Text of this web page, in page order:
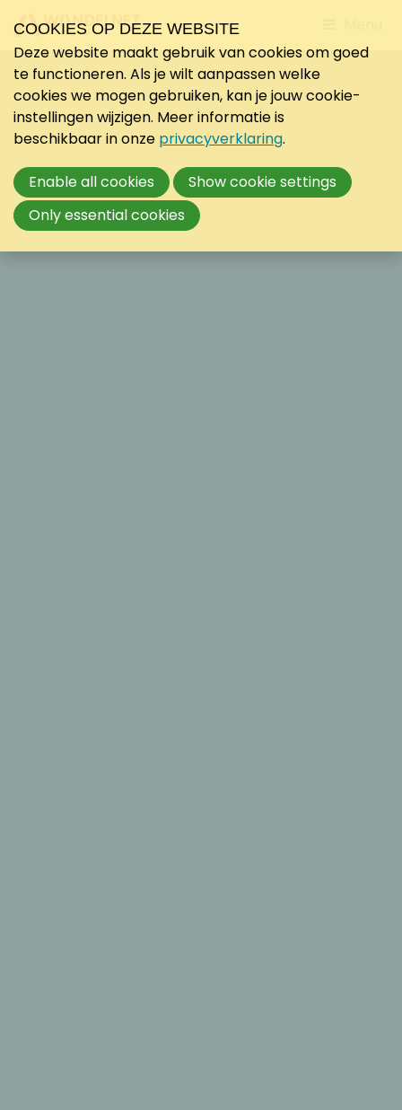
to
COOKIES OP DEZE WEBSITE
Deze website maakt gebruik van cookies om goed
te functioneren. Als je wilt aanpassen welke
cookies we mogen gebruiken, kan je jouw cookie-
instellingen wijzigen. Meer informatie is
beschikbaar in onze privacyverklaring.
Enable all cookies
Show cookie settings
Only essential cookies